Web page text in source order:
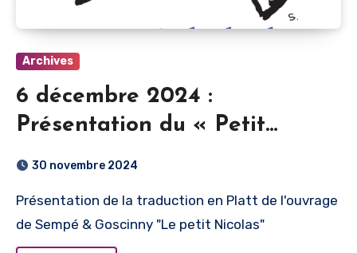
Archives
6 décembre 2024 :
Présentation du « Petit
Nicolas » en Platt
30 novembre 2024
Présentation de la traduction en Platt de l'ouvrage
de Sempé & Goscinny "Le petit Nicolas"